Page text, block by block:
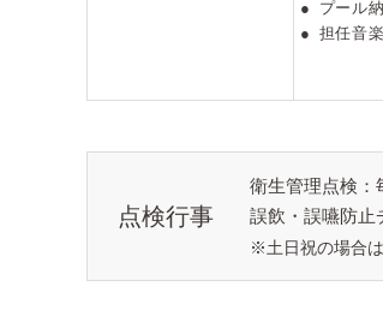
点検行事
衛生管理点検：
誤飲・誤嚥防止
※土日祝の場合